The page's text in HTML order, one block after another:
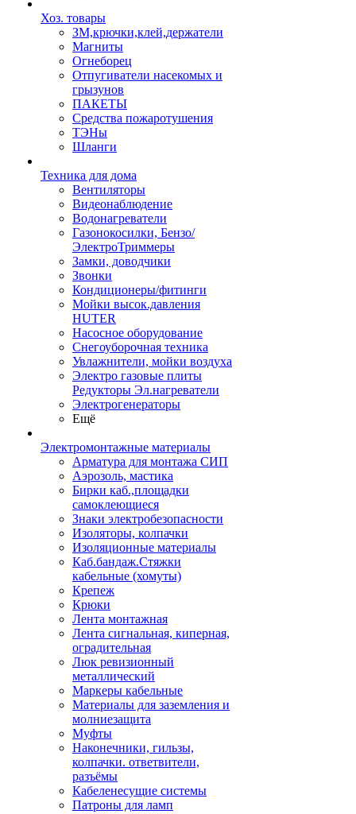
Хоз. товары
ЗМ,крючки,клей,держатели
Магниты
Огнеборец
Отпугиватели насекомых и
грызунов
ПАКЕТЫ
Средства пожаротушения
ТЭНы
Шланги
Техника для дома
Вентиляторы
Видеонаблюдение
Водонагреватели
Газонокосилки, Бензо/
ЭлектроТриммеры
Замки, доводчики
Звонки
Кондиционеры/фитинги
Мойки высок.давления
HUTER
Насосное оборудование
Снегоуборочная техника
Увлажнители, мойки воздуха
Электро газовые плиты
Редукторы Эл.нагреватели
Электрогенераторы
Ещё
Электромонтажные материалы
Арматура для монтажа СИП
Аэрозоль, мастика
Бирки каб.,площадки
самоклеющиеся
Знаки электробезопасности
Изоляторы, колпачки
Изоляционные материалы
Каб.бандаж.Стяжки
кабельные (хомуты)
Крепеж
Крюки
Лента монтажная
Лента сигнальная, киперная,
оградительная
Люк ревизионный
металлический
Маркеры кабельные
Материалы для заземления и
молниезащита
Муфты
Наконечники, гильзы,
колпачки. ответвители,
разъёмы
Кабеленесущие системы
Патроны для ламп